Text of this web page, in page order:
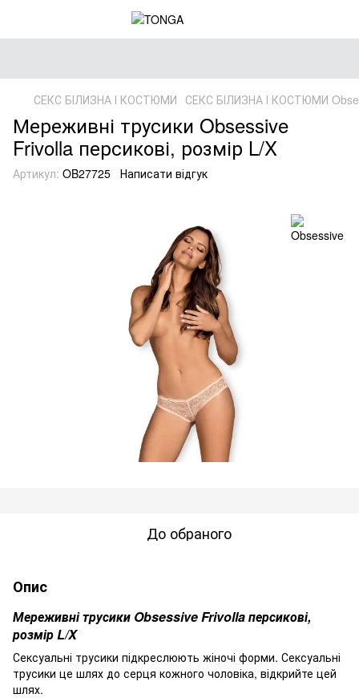
СЕКС БІЛИЗНА І КОСТЮМИ СЕКС БІЛИЗНА І КОСТЮМИ
Мереживні трусики Obsessive
Frivolla персикові, розмір L/X
Артикул: OB27725 Написати відгук
До обраного
Опис
Мереживні трусики Obsessive Frivolla персикові,
розмір L/X
Сексуальні трусики підкреслюють жіночі форми. Сексуальні
трусики це шлях до серця кожного чоловіка, відкрийте цей
шлях.